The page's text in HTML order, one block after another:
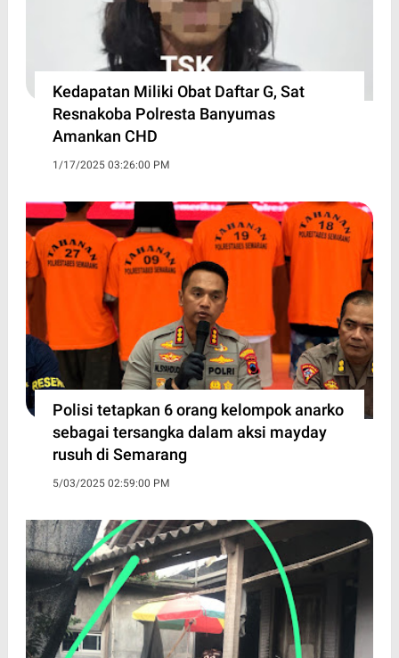
Kedapatan Miliki Obat Daftar G, Sat
Resnakoba Polresta Banyumas
Amankan CHD
1/17/2025 03:26:00 PM
Polisi tetapkan 6 orang kelompok anarko
sebagai tersangka dalam aksi mayday
rusuh di Semarang
5/03/2025 02:59:00 PM